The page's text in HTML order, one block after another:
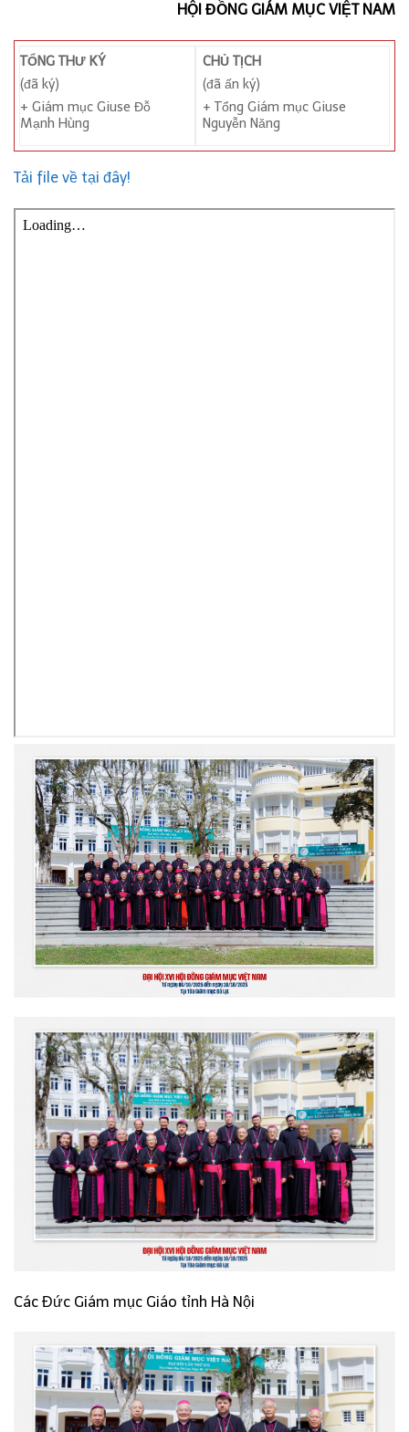
HỘI ĐỒNG GIÁM MỤC VIỆT NAM
TỔNG THƯ KÝ
(đã ký)
+ Giám mục Giuse Đỗ
Mạnh Hùng
CHỦ TỊCH
(đã ấn ký)
+ Tổng Giám mục Giuse
Nguyễn Năng
Tải file về tại đây!
Các Đức Giám mục Giáo tỉnh Hà Nội